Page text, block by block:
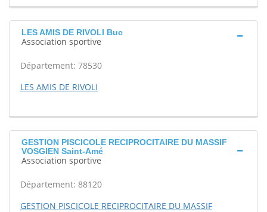
LES AMIS DE RIVOLI Buc
Association sportive
Département: 78530
LES AMIS DE RIVOLI
GESTION PISCICOLE RECIPROCITAIRE DU MASSIF
VOSGIEN Saint-Amé
Association sportive
Département: 88120
GESTION PISCICOLE RECIPROCITAIRE DU MASSIF